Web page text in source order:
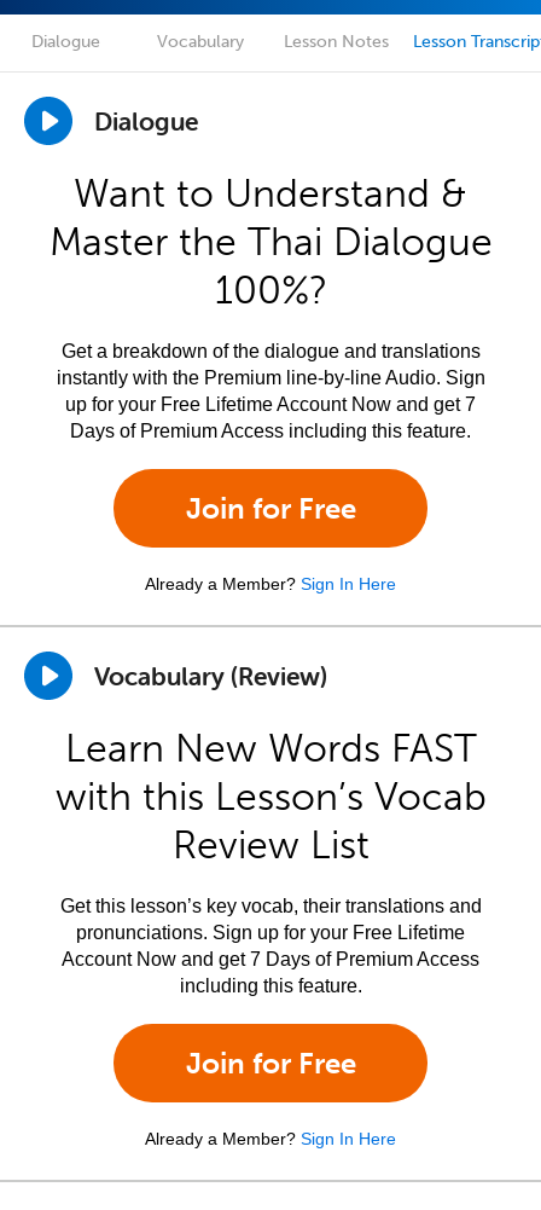
Dialogue Vocabulary Lesson Notes Lesson
Dialogue
Want to Understand &
Master the Thai Dialogue
100%?
Get a breakdown of the dialogue and translations
instantly with the Premium line-by-line Audio. Sign
up for your Free Lifetime Account Now and get 7
Days of Premium Access including this feature.
Join for Free
Already a Member? Sign In Here
Vocabulary (Review)
Learn New Words FAST
with this Lesson’s Vocab
Review List
Get this lesson’s key vocab, their translations and
pronunciations. Sign up for your Free Lifetime
Account Now and get 7 Days of Premium Access
including this feature.
Join for Free
Already a Member? Sign In Here